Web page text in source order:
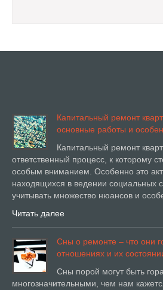
Капитальный ремонт
основные работы и
Капитальный ремонт
ответственный процесс, к которому
особым вниманием. Особенно это
находящихся в ведении социальных
учитывать множество нюансов и
Читать далее
Сны о ремонте – что они
отношениях и их
Сны порой могут быть
многозначительными, чем нам